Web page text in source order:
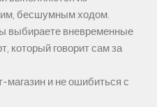
бесшумным ходом.
выбираете вневременные
который говорит сам за
магазин и не ошибиться с